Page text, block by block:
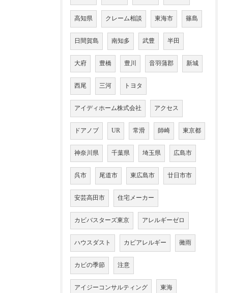
高知県 クレーム相談 東海市 篠島
日間賀島 南知多 武豊 半田
大府 豊橋 豊川 音羽蒲郡 新城
西尾 三河 トヨタ
アイディホーム株式会社 アクセス
ドアノブ UR 常滑 師崎 東京都
神奈川県 千葉県 埼玉県 広島市
呉市 尾道市 東広島市 廿日市市
安芸高田市 住宅メーカー
カビバスターズ東京 アレルギーゼロ
ハウスダスト カビアレルギー 黴雨
カビの季節 注意
アイジーコンサルティング 東海